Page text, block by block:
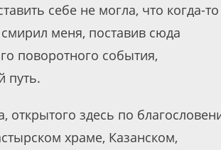
себе не могла, что когда-то
меня, поставив сюда
поворотного события,
путь.
здесь по
храме, Казанском,